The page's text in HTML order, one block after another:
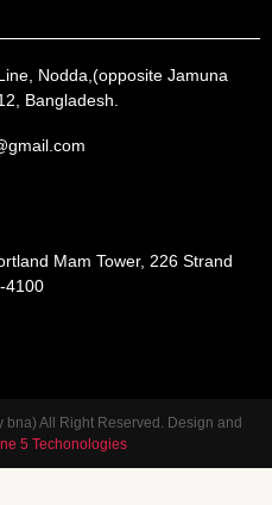
Nodda,(opposite Jamuna
Bangladesh.
Mam Tower, 226 Strand
4100
All Right Reserved. Design and
5 Techonologies